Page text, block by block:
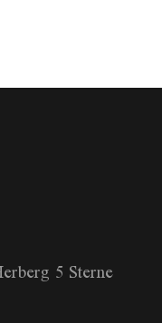
5 Sterne